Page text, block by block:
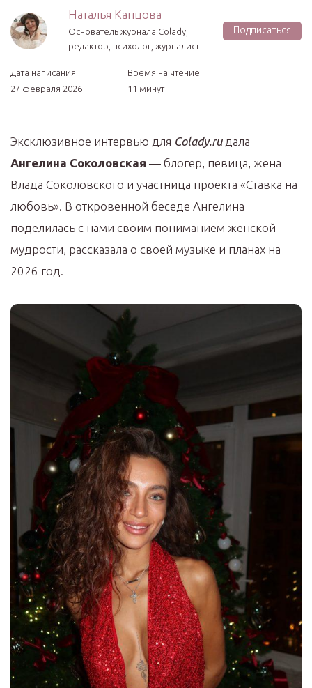
Наталья Капцова
Основатель журнала Colady,
редактор, психолог, журналист
Подписаться
Дата написания:
27 февраля 2026
Время на чтение:
11 минут
Эксклюзивное интервью для Colady.ruдала
Ангелина Соколовская — блогер, певица, жена
Влада Соколовского и участница проекта «Ставка на
любовь». В откровенной беседе Ангелина
поделилась с нами своим пониманием женской
мудрости, рассказала о своей музыке и планах на
2026 год.